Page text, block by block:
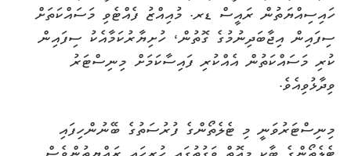
ހައިސިއްޔަތުން ރައީސް ޑރ. މުއިއްޒު ފެއްޓެވި މަސައްކަތަށް
ސިފައިން އިޖާބަދިނުމުގެ ގޮތުން، ހުށިޔާރުކަމާއެކު ސިފައިން
ކުރި މަސައްކަތުން އެއްކުރި ފައިސާކަމަށް މިނިސްޓަރު
ވިދާޅުވިއެވެ.
މިނިސްޓަރުވަނީ މި ޓެލެތޯންގެ ފުރުސަތުގެ ބޭނުންހިފައި